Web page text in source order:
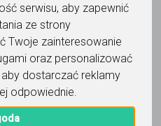
serwisu, aby zapewnić
ze strony
Twoje zainteresowanie
oraz personalizować
aby dostarczać reklamy
odpowiednie